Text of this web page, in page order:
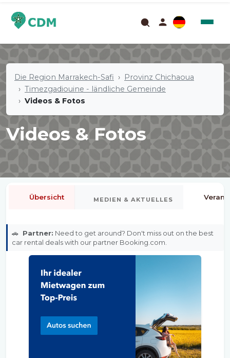
Die Region Marrakech-Safi
Provinz Chichaoua
Timezgadiouine - ländliche Gemeinde
Videos & Fotos
Videos & Fotos
Übersicht MEDIEN & AKTUELLES
🚗 Partner: Need to get around? Don't miss out on the best
car rental deals with our partner Booking.com.